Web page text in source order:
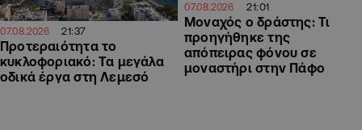
07.08.2026 21:37
Προτεραιότητα το
κυκλοφοριακό: Τα μεγάλα
οδικά έργα στη Λεμεσό
07.08.2026 21:01
Μοναχός ο δράστης: Τι
προηγήθηκε της
απόπειρας φόνου σε
μοναστήρι στην Πάφο